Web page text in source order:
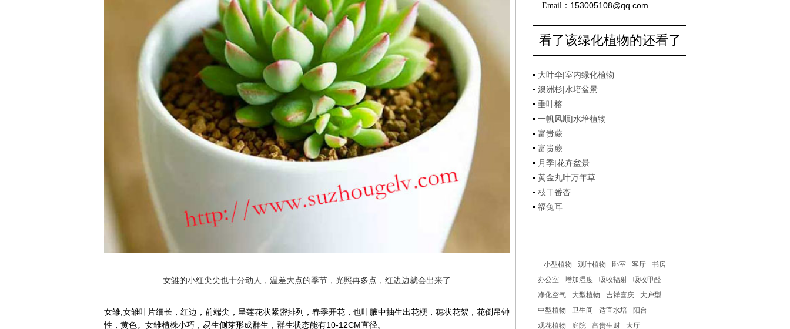
女雏的小红尖尖也十分动人，温差大点的季节，光照再多点，红边边就会出来了
女雏,女雏叶片细长，红边，前端尖，呈莲花状紧密排列，春季开花，也叶腋中抽生出花梗，穗状花絮，花倒吊钟
性，黄色。女雏植株小巧，易生侧芽形成群生，群生状态能有10-12CM直径。
Email： 153005108@qq.com
看了该绿化植物的还看了
大叶伞|室内绿化植物
澳洲杉|水培盆景
垂叶榕
一帆风顺|水培植物
富贵蕨
富贵蕨
月季|花卉盆景
黄金丸叶万年草
枝干番杏
福兔耳
小型植物 观叶植物 卧室 客厅
书房
办公室
增加湿度 吸收辐射
吸收甲醛
净化空气
大型植物 吉祥喜庆
大户型
中型植物
卫生间 适宜水培
阳台
观花植物
庭院 富贵生财
大厅